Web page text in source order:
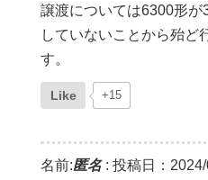
譲渡については6300形
していないことから殆ど
す。
Like +15
名前:匿名: 投稿日：